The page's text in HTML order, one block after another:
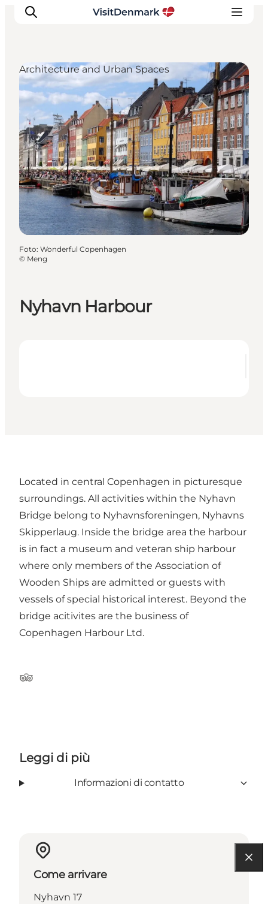
Ispirazioni
Dove andare
Cosa fare
Dove dormire
Pianifica il viaggio
Nyhavn Harbour
Architecture and Urban Spaces
Foto: Wonderful Copenhagen
© Meng
Located in central Copenhagen in picturesque
surroundings. All activities within the Nyhavn
Bridge belong to Nyhavnsforeningen, Nyhavns
Skipperlaug. Inside the bridge area the harbour
is in fact a museum and veteran ship harbour
where only members of the Association of
Wooden Ships are admitted or guests with
vessels of special historical interest. Beyond the
bridge acitivites are the business of
Copenhagen Harbour Ltd.
Tripadvisor
Leggi di più
Informazioni di contatto
Come arrivare
Nyhavn 17